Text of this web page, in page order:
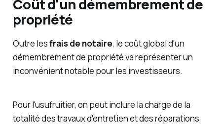
Coût d'un démembrement de
propriété
Outre lesfrais de notaire, le coût global d'un
démembrement de propriété va représenter un
inconvénient notable pour les investisseurs.
Pour l'usufruitier, on peut inclure la charge de la
totalité des travaux d'entretien et des réparations,